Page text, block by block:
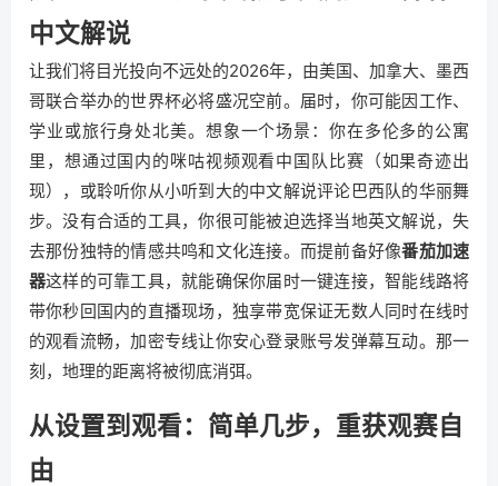
中文解说
让我们将目光投向不远处的2026年，由美国、加拿大、墨西
哥联合举办的世界杯必将盛况空前。届时，你可能因工作、
学业或旅行身处北美。想象一个场景：你在多伦多的公寓
里，想通过国内的咪咕视频观看中国队比赛（如果奇迹出
现），或聆听你从小听到大的中文解说评论巴西队的华丽舞
步。没有合适的工具，你很可能被迫选择当地英文解说，失
去那份独特的情感共鸣和文化连接。而提前备好像番茄加速
器这样的可靠工具，就能确保你届时一键连接，智能线路将
带你秒回国内的直播现场，独享带宽保证无数人同时在线时
的观看流畅，加密专线让你安心登录账号发弹幕互动。那一
刻，地理的距离将被彻底消弭。
从设置到观看：简单几步，重获观赛自
由